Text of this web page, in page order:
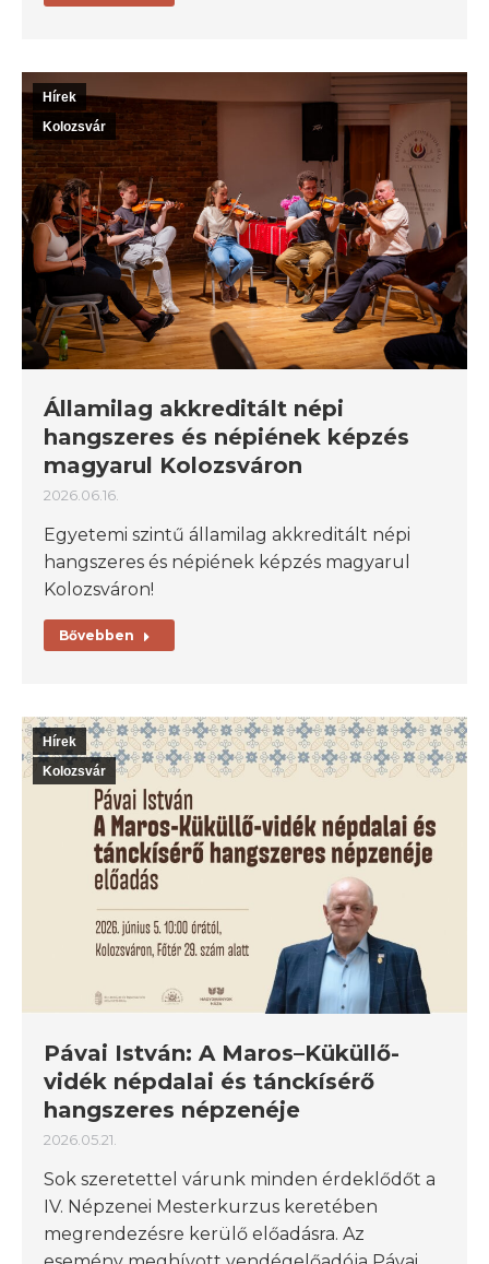
Hírek
Kolozsvár
Államilag akkreditált népi
hangszeres és népiének képzés
magyarul Kolozsváron
2026.06.16.
Egyetemi szintű államilag akkreditált népi
hangszeres és népiének képzés magyarul
Kolozsváron!
Bővebben
Hírek
Kolozsvár
Pávai István: A Maros–Küküllő-
vidék népdalai és tánckísérő
hangszeres népzenéje
2026.05.21.
Sok szeretettel várunk minden érdeklődőt a
IV. Népzenei Mesterkurzus keretében
megrendezésre kerülő előadásra. Az